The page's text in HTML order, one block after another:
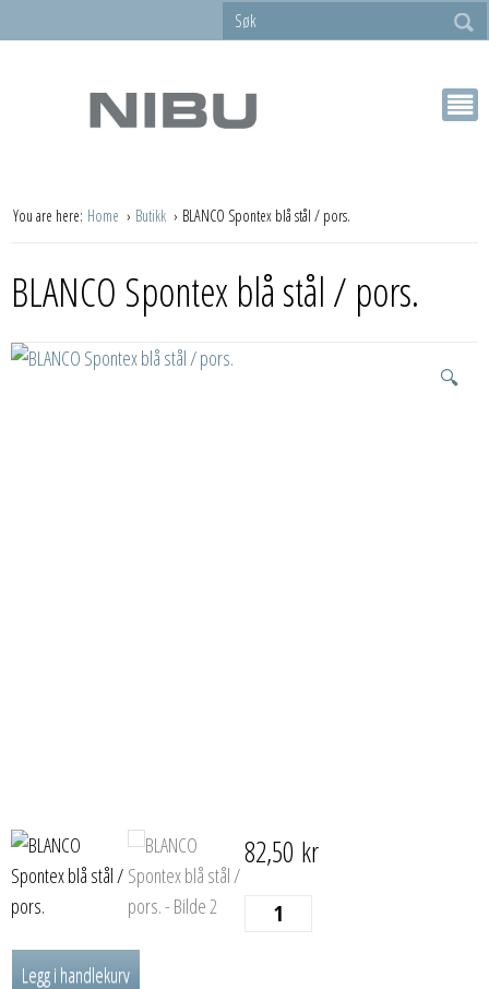
You are here: Home Butikk BLANCO Spontex blå stål / pors.
BLANCO Spontex blå stål / pors.
🔍
82,50 kr
BLANCO
Legg i handlekurv